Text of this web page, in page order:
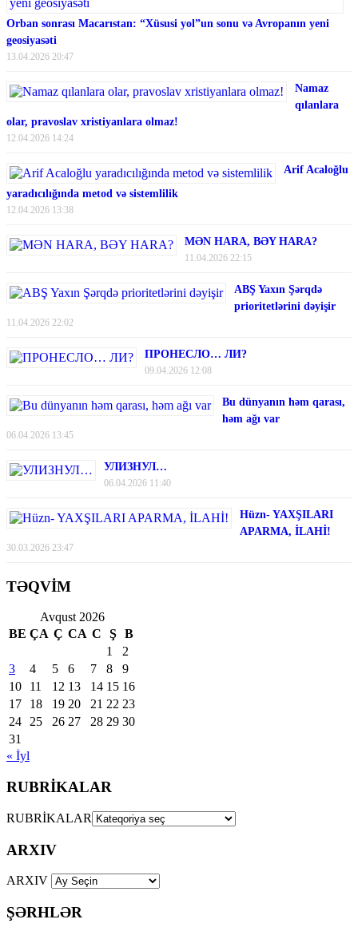
Orban sonrası Macarıstan: “Xüsusi yol”un sonu və Avropanın yeni
geosiyasəti
13.04.2026 20:47
Namaz
qılanlara
olar, pravoslav xristiyanlara olmaz!
12.04.2026 14:24
Arif Acaloğlu
yaradıcılığında metod və sistemlilik
12.04.2026 13:38
MƏN HARA, BƏY HARA?
11.04.2026 22:15
ABŞ Yaxın Şərqdə
prioritetlərini dəyişir
11.04.2026 22:02
ПРОНЕСЛО… ЛИ?
09.04.2026 12:08
Bu dünyanın həm qarası,
həm ağı var
06.04.2026 13:45
УЛИЗНУЛ…
06.04.2026 11:40
Hüzn- YAXŞILARI
APARMA, İLAHİ!
30.03.2026 23:47
TƏQVİM
Avqust 2026
BE ÇA Ç CA C Ş
B
1
2
3
4 5 6 7 8
9
10
11 12 13 14 15 16
17
18 19 20 21 22 23
24 25 26 27 28 29 30
31
« İyl
RUBRİKALAR
RUBRİKALAR
ARXIV
ARXIV
ŞƏRHLƏR